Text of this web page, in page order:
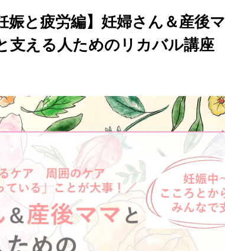
娠と疲労編】妊婦さん＆産後マ
支える人ためのリカバル講座